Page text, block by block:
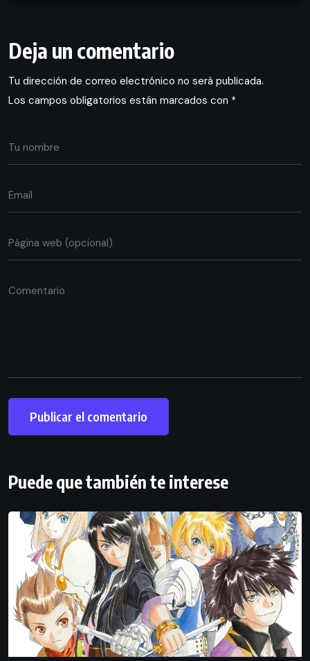
Deja un comentario
Tu dirección de correo electrónico no será publicada.
Los campos obligatorios están marcados con *
Puede que también te interese